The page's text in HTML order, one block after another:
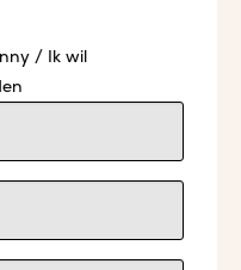
/ Ik wil